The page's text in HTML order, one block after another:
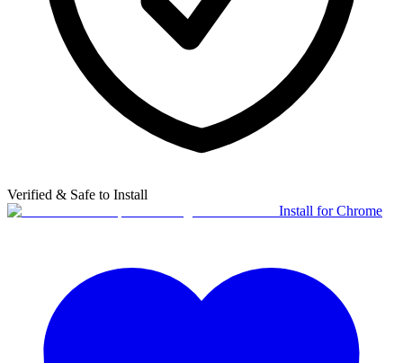
Verified & Safe to Install
Install for Chrome